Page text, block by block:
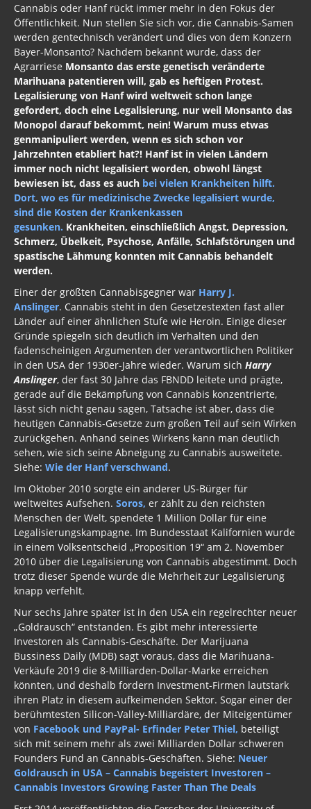
Cannabis oder Hanf rückt immer mehr in den Fokus der
Öffentlichkeit. Nun stellen Sie sich vor, die Cannabis-Samen
werden gentechnisch verändert und dies von dem Konzern
Bayer-Monsanto? Nachdem bekannt wurde, dass der
Agrarriese Monsanto das erste genetisch veränderte
Marihuana patentieren will, gab es heftigen Protest.
Legalisierung von Hanf wird weltweit schon lange
gefordert, doch eine Legalisierung, nur weil Monsanto das
Monopol darauf bekommt, nein! Warum muss etwas
genmanipuliert werden, wenn es sich schon vor
Jahrzehnten etabliert hat?! Hanf ist in vielen Ländern
immer noch nicht legalisiert worden, obwohl längst
bewiesen ist, dass es auch bei vielen Krankheiten hilft.
Dort, wo es für medizinische Zwecke legalisiert wurde,
sind die Kosten der Krankenkassen
gesunken. Krankheiten, einschließlich Angst, Depression,
Schmerz, Übelkeit, Psychose, Anfälle, Schlafstörungen und
spastische Lähmung konnten mit Cannabis behandelt
werden.
Einer der größten Cannabisgegner war Harry J.
Anslinger. Cannabis steht in den Gesetzestexten fast aller
Länder auf einer ähnlichen Stufe wie Heroin. Einige dieser
Gründe spiegeln sich deutlich im Verhalten und den
fadenscheinigen Argumenten der verantwortlichen Politiker
in den USA der 1930er-Jahre wieder. Warum sich Harry
Anslinger, der fast 30 Jahre das FBNDD leitete und prägte,
gerade auf die Bekämpfung von Cannabis konzentrierte,
lässt sich nicht genau sagen, Tatsache ist aber, dass die
heutigen Cannabis-Gesetze zum großen Teil auf sein Wirken
zurückgehen. Anhand seines Wirkens kann man deutlich
sehen, wie sich seine Abneigung zu Cannabis ausweitete.
Siehe: Wie der Hanf verschwand.
Im Oktober 2010 sorgte ein anderer US-Bürger für
weltweites Aufsehen. Soros, er zählt zu den reichsten
Menschen der Welt, spendete 1 Million Dollar für eine
Legalisierungskampagne. Im Bundesstaat Kalifornien wurde
in einem Volksentscheid „Proposition 19“ am 2. November
2010 über die Legalisierung von Cannabis abgestimmt. Doch
trotz dieser Spende wurde die Mehrheit zur Legalisierung
knapp verfehlt.
Nur sechs Jahre später ist in den USA ein regelrechter neuer
„Goldrausch“ entstanden. Es gibt mehr interessierte
Investoren als Cannabis-Geschäfte. Der Marijuana
Bussiness Daily (MDB) sagt voraus, dass die Marihuana-
Verkäufe 2019 die 8-Milliarden-Dollar-Marke erreichen
könnten, und deshalb fordern Investment-Firmen lautstark
ihren Platz in diesem aufkeimenden Sektor. Sogar einer der
berühmtesten Silicon-Valley-Milliardäre, der Miteigentümer
von Facebook und PayPal- Erfinder Peter Thiel, beteiligt
sich mit seinem mehr als zwei Milliarden Dollar schweren
Founders Fund an Cannabis-Geschäften. Siehe: Neuer
Goldrausch in USA – Cannabis begeistert Investoren –
Cannabis Investors Growing Faster Than The Deals